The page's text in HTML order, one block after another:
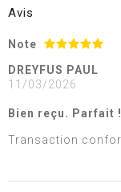
Avis
Note
DREYFUS PAUL
11/03/2026
Bien reçu. Parfait !
Transaction